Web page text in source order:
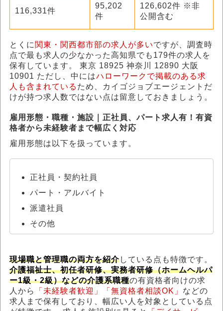
116,331件
95,202
件
126,602件 ※非
公開含む
とくに 関東・関西都市部の求人が多いですが、調査時
点で最も求人の少なかった高知県でも179件の求人を
保有しています。 東京 18925 神奈川 12890 大阪
10901 ただし、中にはハローワークで掲載のある求
人も含まれている ため、カイゴジョブエージェントだ
けが持つ求人数ではない点は留意しておきましょう。
雇用形態・職種・施設｜正社員、パート求人有！有資
格者から未経験者まで幅広く対応
雇用形態は以下を扱っています。
正社員・契約社員
パート・アルバイト
派遣社員
その他
現場職と管理職の両方を紹介している点も特徴です。
介護福祉士、初任者研修、実務者研修（ホームヘルパ
ー1級・2級）などの介護系職種の有資格者向けの求
人から
「未経験者歓迎」「無資格者相談OK」 などの
求人まで保有しており、幅広い人を対象としている点